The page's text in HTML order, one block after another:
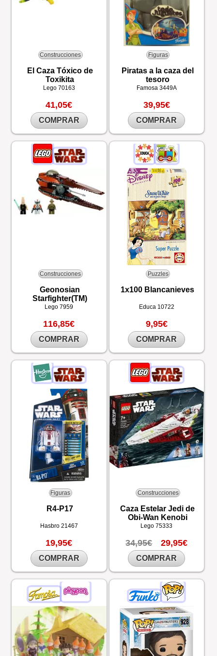
Construcciones
El Caza Tóxico de
Toxikita
Lego 70163
41,05€
COMPRAR
Figuras
Piratas a la caza del
tesoro
Famosa 3449A
39,95€
COMPRAR
Construcciones
Geonosian
Starfighter(TM)
Lego7959
116,85€
COMPRAR
Puzzles
1x100 Blancanieves
Educa 10722
9,95€
COMPRAR
Figuras
R4-P17
Hasbro 21467
19,95€
COMPRAR
Construcciones
Caza Estelar Jedi de
Obi-Wan Kenobi
Lego75333
34,95€ 29,95€
COMPRAR